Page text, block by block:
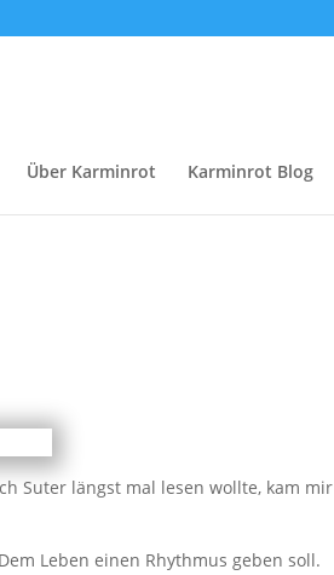
Über Karminrot Karminrot Blog
Suter längst mal lesen wollte, kam mir
Leben einen Rhythmus geben soll.